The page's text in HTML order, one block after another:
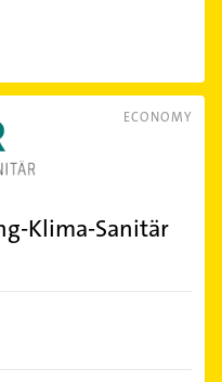
ECONOMY
Klima-Sanitär